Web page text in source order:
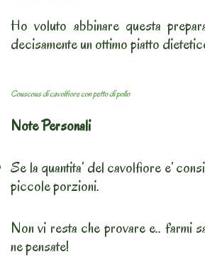
Ho voluto abbinare questa
decisamente un ottimo piatto
Couscous di cavolfiore con petto di pollo
Note Personali
Se la quantita’ del cavolfiore e’
piccole porzioni.
Non vi resta che provare e.. farmi
ne pensate!